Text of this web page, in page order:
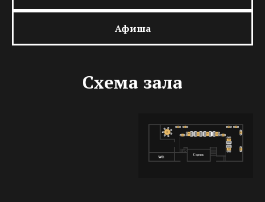
Афиша
Схема зала